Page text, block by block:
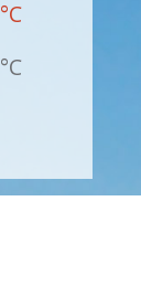
°C
°C